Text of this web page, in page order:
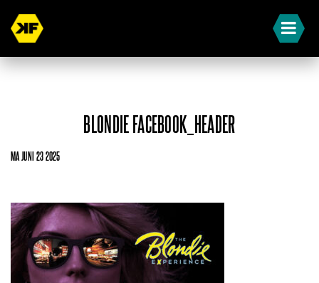
BLONDIE FACEBOOK_HEADER
MA JUNI 23 2025